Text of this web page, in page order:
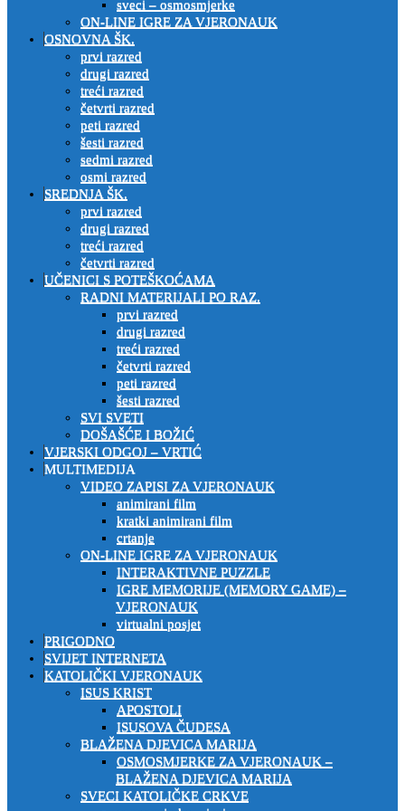
sveci – osmosmjerke
ON-LINE IGRE ZA VJERONAUK
OSNOVNA ŠK.
prvi razred
drugi razred
treći razred
četvrti razred
peti razred
šesti razred
sedmi razred
osmi razred
SREDNJA ŠK.
prvi razred
drugi razred
treći razred
četvrti razred
UČENICI S POTEŠKOĆAMA
RADNI MATERIJALI PO RAZ.
prvi razred
drugi razred
treći razred
četvrti razred
peti razred
šesti razred
SVI SVETI
DOŠAŠĆE I BOŽIĆ
VJERSKI ODGOJ – VRTIĆ
MULTIMEDIJA
VIDEO ZAPISI ZA VJERONAUK
animirani film
kratki animirani film
crtanje
ON-LINE IGRE ZA VJERONAUK
INTERAKTIVNE PUZZLE
IGRE MEMORIJE (MEMORY GAME) –
VJERONAUK
virtualni posjet
PRIGODNO
SVIJET INTERNETA
KATOLIČKI VJERONAUK
ISUS KRIST
APOSTOLI
ISUSOVA ČUDESA
BLAŽENA DJEVICA MARIJA
OSMOSMJERKE ZA VJERONAUK –
BLAŽENA DJEVICA MARIJA
SVECI KATOLIČKE CRKVE